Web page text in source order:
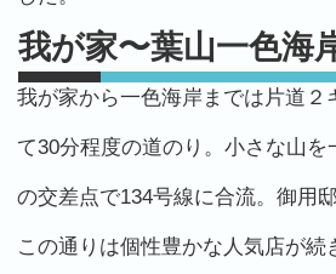
我が家〜葉山一色海
我が家から一色海岸までは片道２
て30分程度の道のり。小さな山を
の交差点で134号線に合流。御用
この通りは個性豊かな人気店が続